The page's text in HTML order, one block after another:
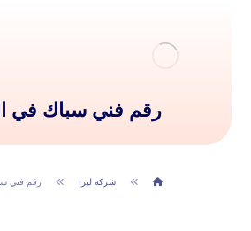
رقم فني سباك في
شركة ليزا رقم فني